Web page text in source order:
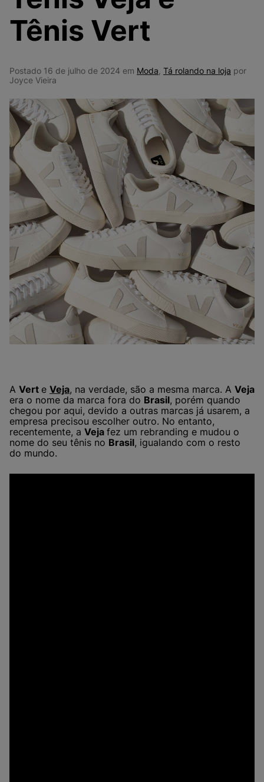
Tênis Vert
Postado 16 de julho de 2024 em Moda Tá rolando na loja por
Joyce Vieira
A Vert e Veja, na verdade, são a mesma marca. A Veja
era o nome da marca fora do Brasil, porém quando
chegou por aqui, devido a outras marcas já usarem, a
empresa precisou escolher outro. No entanto,
recentemente, a Veja fez um rebranding e mudou o
nome do seu tênis no Brasil, igualando com o resto
do mundo.
º
NEW 530
10º VANS TÊNIS VANS ULTRARANGE